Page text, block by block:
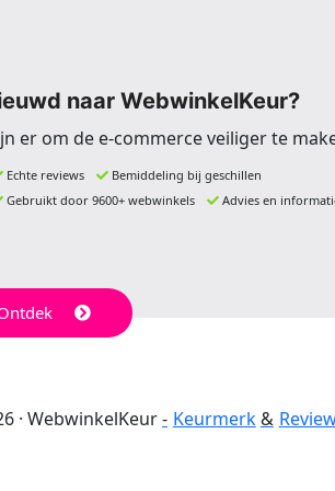
naar WebwinkelKeur?
er om de e-commerce veiliger te
Echte reviews
Bemiddeling bij geschillen
Gebruikt door 9600+ webwinkels
Advies en
· WebwinkelKeur Keurmerk